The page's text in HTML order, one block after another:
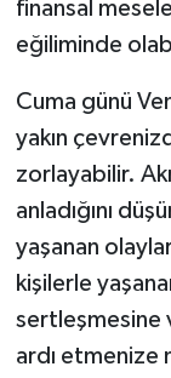
finansal
eğiliminde
Cuma günü
yakın
zorlayabilir.
anladığını
yaşanan
kişilerle
sertleşmesine
ardı etmenize